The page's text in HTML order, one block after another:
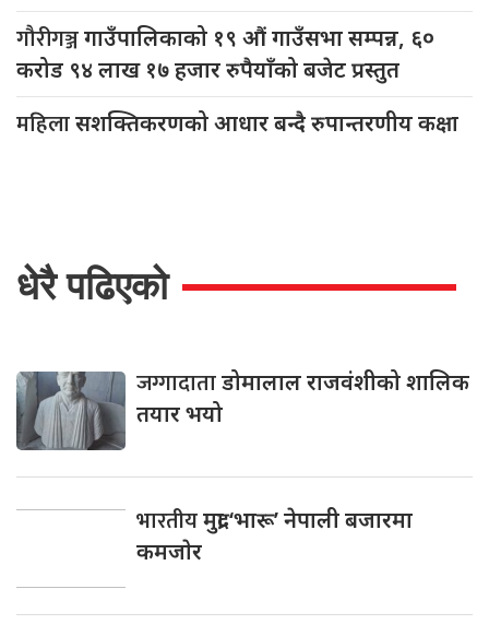
गौरीगञ्जगाउँपालिकाको १९ औं गाउँसभा सम्पन्न, ६०
करोड ९४ लाख १७ हजार रुपैयाँको बजेट प्रस्तुत
महिलासशक्तिकरणको आधार बन्दै रुपान्तरणीय कक्षा
धेरै पढिएको
जग्गादाताडोमालाल राजवंशीको शालिक
तयार भयो
भारतीयमुद्रा ‘भारू’ नेपाली बजारमा
कमजाेर